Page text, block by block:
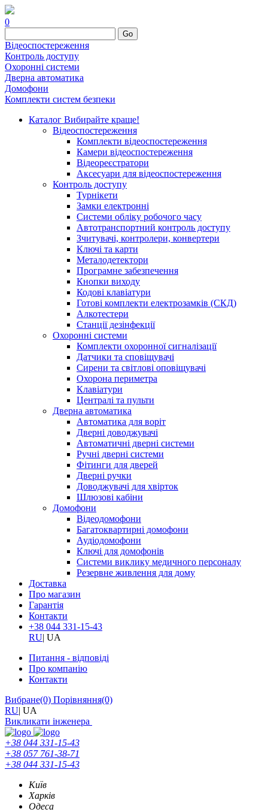
0
Go
Відеоспостереження
Контроль доступу
Охоронні системи
Дверна автоматика
Домофони
Комплекти систем безпеки
Каталог Вибирайте краще!
Відеоспостереження
Комплекти відеоспостереження
Камери відеоспостереження
Відеореєстратори
Аксесуари для відеоспостереження
Контроль доступу
Турнікети
Замки електронні
Системи обліку робочого часу
Автотранспортний контроль доступу
Зчитувачі, контролери, конвертери
Ключі та карти
Металодетектори
Програмне забезпечення
Кнопки виходу
Кодові клавіатури
Готові комплекти електрозамків (СКД)
Алкотестери
Станції дезінфекції
Охоронні системи
Комплекти охоронної сигналізації
Датчики та сповіщувачі
Сирени та світлові оповіщувачі
Охорона периметра
Клавіатури
Централі та пульти
Дверна автоматика
Автоматика для воріт
Дверні доводжувачі
Автоматичні дверні системи
Ручні дверні системи
Фітинги для дверей
Дверні ручки
Доводжувачі для хвірток
Шлюзові кабіни
Домофони
Відеодомофони
Багатоквартирні домофони
Аудіодомофони
Ключі для домофонів
Системи виклику медичного персоналу
Резервне живлення для дому
Доставка
Про магазин
Гарантія
Контакти
+38 044 331-15-43
RU| UA
Питання - відповіді
Про компанію
Контакти
Вибране(0) Порівняння(0)
RU| UA
Викликати інженера
+38 044 331-15-43
+38 057 761-38-71
+38 044 331-15-43
Київ
Харків
Одеса